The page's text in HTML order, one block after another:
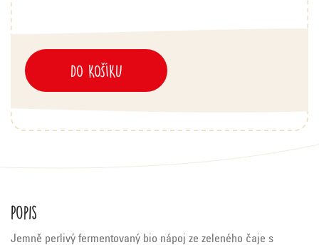
DO KOŠÍKU
Popis
Jemně perlivý fermentovaný bio nápoj ze zeleného čaje s